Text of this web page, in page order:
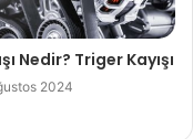
Nedir? Triger Kayışı
2024